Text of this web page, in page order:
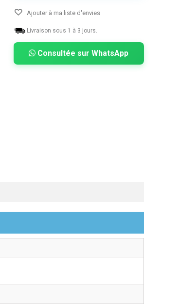
Ajouter à ma liste d'envies
Livraison sous 1 à 3 jours.
Consultée sur WhatsApp